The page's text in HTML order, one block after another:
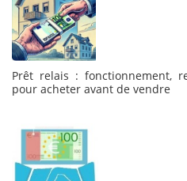
Prêt relais : fonctionnement,
pour acheter avant de vendre